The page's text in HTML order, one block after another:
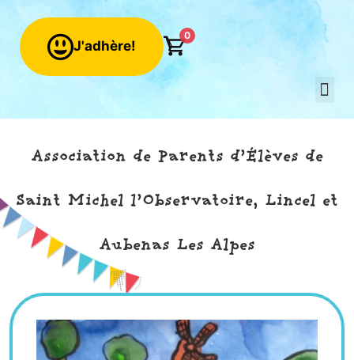
J'adhère!
0
Association de Parents d’Élèves de
Saint Michel l’Observatoire, Lincel et
Aubenas Les Alpes